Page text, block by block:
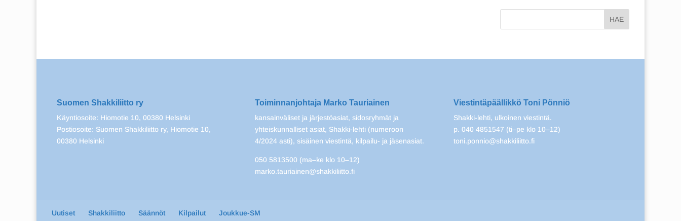
Suomen Shakkiliitto ry
Käyntiosoite: Hiomotie 10, 00380 Helsinki
Postiosoite: Suomen Shakkiliitto ry, Hiomotie 10,
00380 Helsinki
Toiminnanjohtaja Marko Tauriainen
kansainväliset ja järjestöasiat, sidosryhmät ja
yhteiskunnalliset asiat, Shakki-lehti (numeroon
4/2024 asti), sisäinen viestintä, kilpailu- ja jäsenasiat.
050 5813500 (ma–ke klo 10–12)
marko.tauriainen@shakkiliitto.fi
Viestintäpäällikkö Toni Pönniö
Shakki-lehti, ulkoinen viestintä.
p. 040 4851547 (ti–pe klo 10–12)
toni.ponnio@shakkiliitto.fi
Uutiset Shakkiliitto Säännöt Kilpailut Joukkue-SM